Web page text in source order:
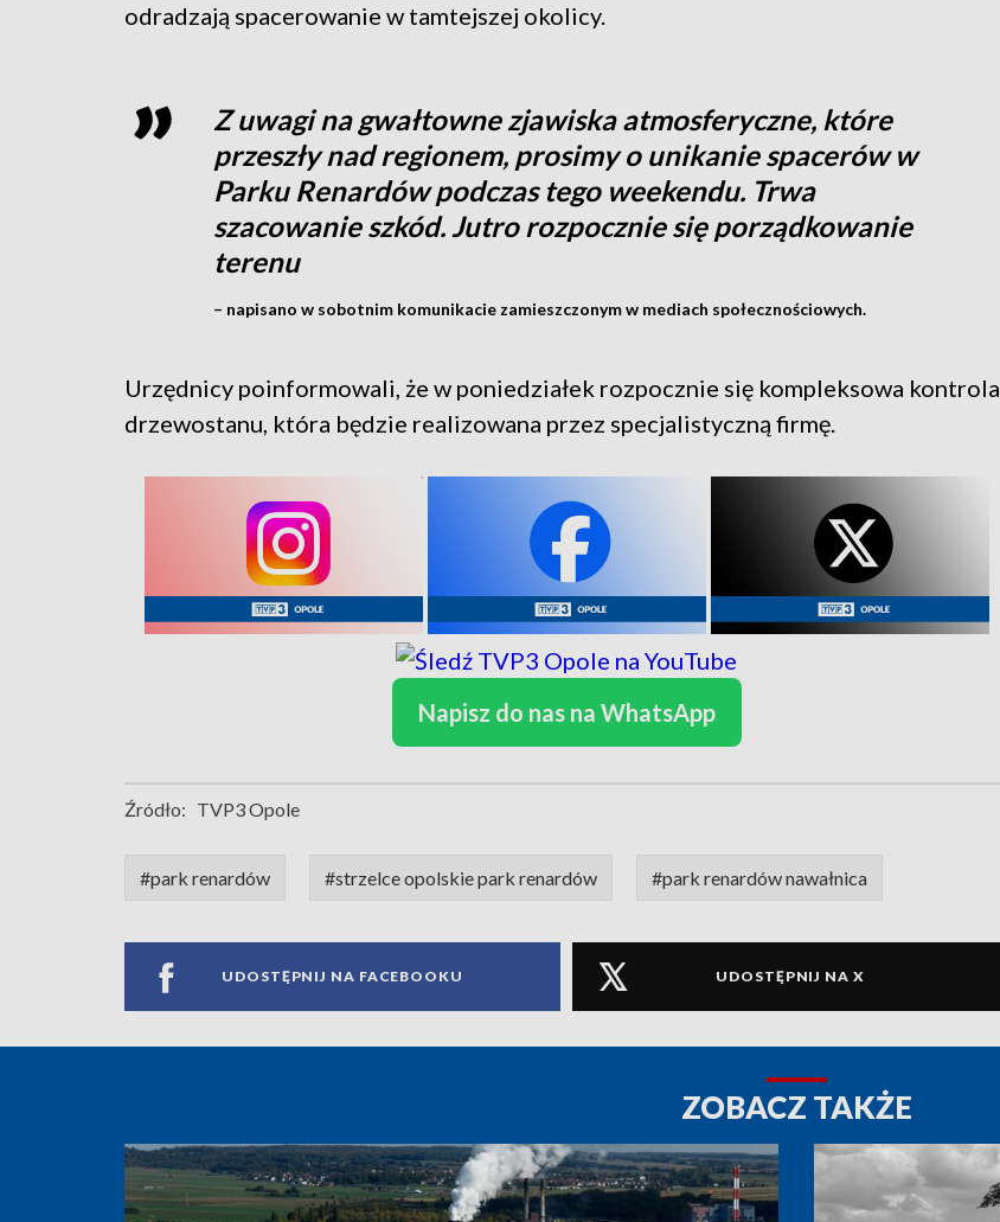
odradzają spacerowanie w tamtejszej okolicy.
Z uwagi na gwałtowne zjawiska atmosferyczne, które
przeszły nad regionem, prosimy o unikanie spacerów w
Parku Renardów podczas tego weekendu. Trwa
szacowanie szkód. Jutro rozpocznie się porządkowanie
terenu
– napisano w sobotnim komunikacie zamieszczonym w mediach społecznościowych.
Urzędnicy poinformowali, że w poniedziałek rozpocznie się kompleksowa kontrola
drzewostanu, która będzie realizowana przez specjalistyczną firmę.
Napisz do nas na WhatsApp
Źródło: TVP3 Opole
#park renardów #strzelce opolskie park renardów #park renardów nawałnica
UDOSTĘPNIJ NA FACEBOOKU UDOSTĘPNIJ NA X
ZOBACZ TAKŻE